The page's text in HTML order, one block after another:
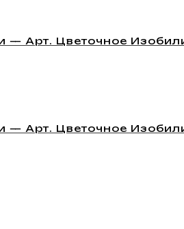
Арт. Цветочное
Арт. Цветочное